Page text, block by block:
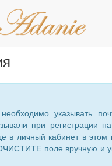
указывать
при регистрации
в личный кабинет в этом
поле вручную и